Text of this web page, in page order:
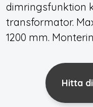
dimringsfunktion
transformator.
1200 mm.
Hitta